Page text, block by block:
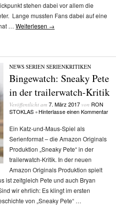
stehen dabei vor allem die
Lange mussten Fans dabei auf eine
… Weiterlesen →
NEWS/SERIEN/SERIENKRITIKEN
Bingewatch: Sneaky Pete
in der trailerwatch-Kritik
Veröffentlicht am 7. März 2017von RON
STOKLAS • Hinterlasse einen Kommentar
Ein Katz-und-Maus-Spiel als
Serienformat – die Amazon Originals
Produktion „Sneaky Pete“ in der
trailerwatch-Kritik. In der neuen
Amazon Originals Produktion spielt
ist zeitgleich Pete und auch Bryan
wir ehrlich: Es klingt im ersten
von „Sneaky Pete“ …